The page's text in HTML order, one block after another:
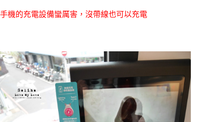
手機的充電設備蠻厲害，沒帶線也可以充電